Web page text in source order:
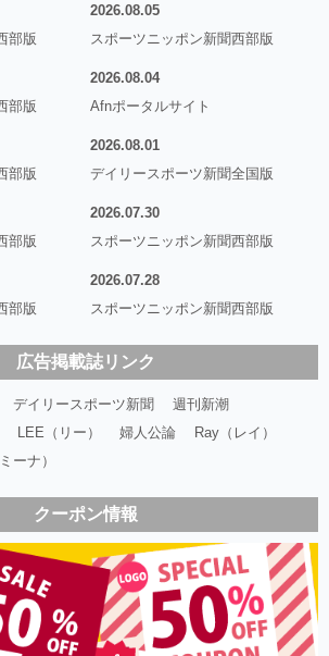
部版
2026.08.05
スポーツニッポン新聞西部版
部版
2026.08.04
Afnポータルサイト
部版
2026.08.01
デイリースポーツ新聞全国版
部版
2026.07.30
スポーツニッポン新聞西部版
部版
2026.07.28
スポーツニッポン新聞西部版
広告掲載誌リンク
デイリースポーツ新聞
週刊新潮
LEE（リー） 婦人公論
Ray（レイ）
ーナ）
クーポン情報